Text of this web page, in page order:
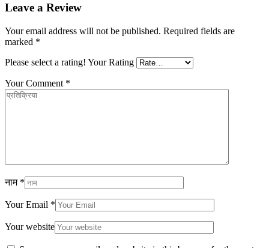
Leave a Review
Your email address will not be published. Required fields are
marked *
Please select a rating! Your Rating
Your Comment *
नाम *
Your Email *
Your website